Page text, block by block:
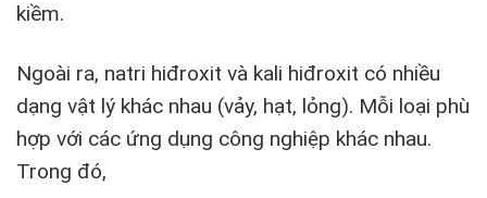
kiềm.
Ngoài ra, natri hiđroxit và kali hiđroxit có nhiều
dạng vật lý khác nhau (vảy, hạt, lỏng). Mỗi loại phù
hợp với các ứng dụng công nghiệp khác nhau.
Trong đó,